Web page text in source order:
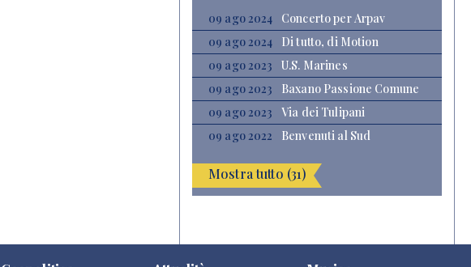
09 ago 2024
Concerto per Arpav
09 ago 2024
Di tutto, di Motion
09 ago 2023
U.S. Marines
09 ago 2023
Baxano Passione Comune
09 ago 2023
Via dei Tulipani
09 ago 2022
Benvenuti al Sud
Mostra tutto (31)